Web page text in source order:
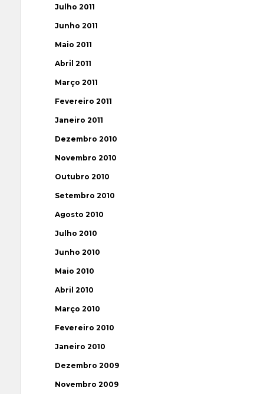
Julho 2011
Junho 2011
Maio 2011
Abril 2011
Março 2011
Fevereiro 2011
Janeiro 2011
Dezembro 2010
Novembro 2010
Outubro 2010
Setembro 2010
Agosto 2010
Julho 2010
Junho 2010
Maio 2010
Abril 2010
Março 2010
Fevereiro 2010
Janeiro 2010
Dezembro 2009
Novembro 2009